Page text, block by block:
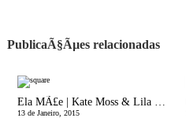
PublicaÃ§Ãµes relacionadas
13 de Janeiro, 2015